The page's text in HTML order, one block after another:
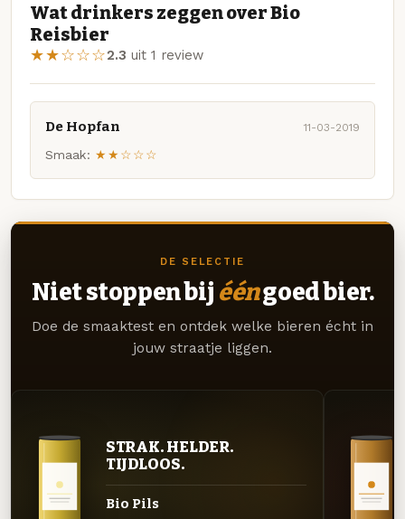
Wat drinkers zeggen over Bio
Reisbier
★★☆☆☆2.3 uit 1 review
De Hopfan 11-03-2019
Smaak: ★★☆☆☆
DE SELECTIE
Niet stoppen bij ééngoed bier.
Doe de smaaktest en ontdek welke bieren écht in
jouw straatje liggen.
STRAK. HELDER.
TIJDLOOS.
Bio Pils